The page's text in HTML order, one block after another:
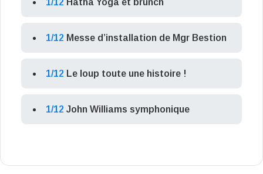
1/12 Hatha Yoga et brunch
1/12 Messe d’installation de Mgr Bestion
1/12 Le loup toute une histoire !
1/12 John Williams symphonique